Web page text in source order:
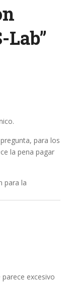
Lab”
para los
la pena pagar
para la
excesivo